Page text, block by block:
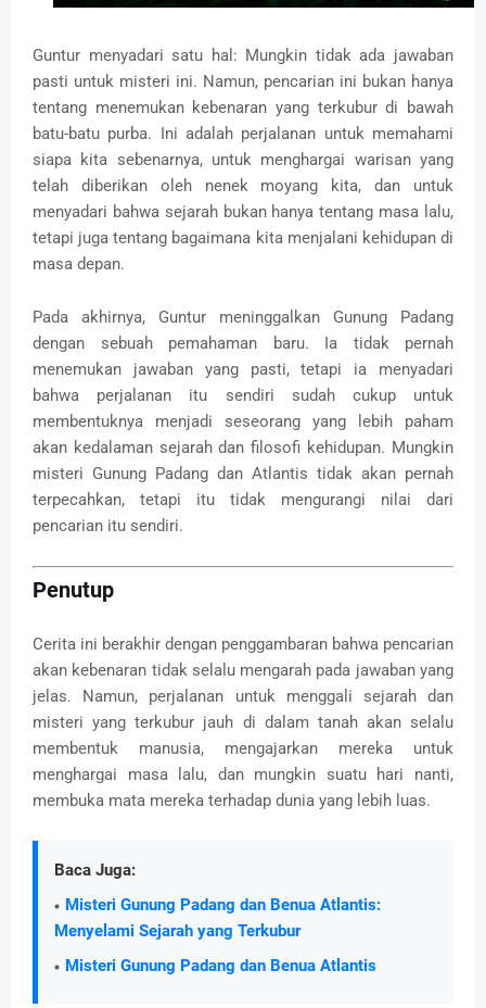
Guntur menyadari satu hal: Mungkin tidak ada jawaban
pasti untuk misteri ini. Namun, pencarian ini bukan hanya
tentang menemukan kebenaran yang terkubur di bawah
batu-batu purba. Ini adalah perjalanan untuk memahami
siapa kita sebenarnya, untuk menghargai warisan yang
telah diberikan oleh nenek moyang kita, dan untuk
menyadari bahwa sejarah bukan hanya tentang masa lalu,
tetapi juga tentang bagaimana kita menjalani kehidupan di
masa depan.
Pada akhirnya, Guntur meninggalkan Gunung Padang
dengan sebuah pemahaman baru. Ia tidak pernah
menemukan jawaban yang pasti, tetapi ia menyadari
bahwa perjalanan itu sendiri sudah cukup untuk
membentuknya menjadi seseorang yang lebih paham
akan kedalaman sejarah dan filosofi kehidupan. Mungkin
misteri Gunung Padang dan Atlantis tidak akan pernah
terpecahkan, tetapi itu tidak mengurangi nilai dari
pencarian itu sendiri.
Penutup
Cerita ini berakhir dengan penggambaran bahwa pencarian
akan kebenaran tidak selalu mengarah pada jawaban yang
jelas. Namun, perjalanan untuk menggali sejarah dan
misteri yang terkubur jauh di dalam tanah akan selalu
membentuk manusia, mengajarkan mereka untuk
menghargai masa lalu, dan mungkin suatu hari nanti,
membuka mata mereka terhadap dunia yang lebih luas.
Baca Juga:
Misteri Gunung Padang dan Benua Atlantis:
Menyelami Sejarah yang Terkubur
Misteri Gunung Padang dan Benua Atlantis